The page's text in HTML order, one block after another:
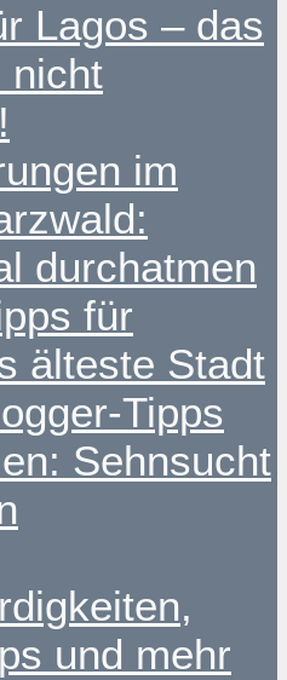
Lagos – das
nicht
im
durchatmen
für
älteste Stadt
Tipps
Sehnsucht
und mehr